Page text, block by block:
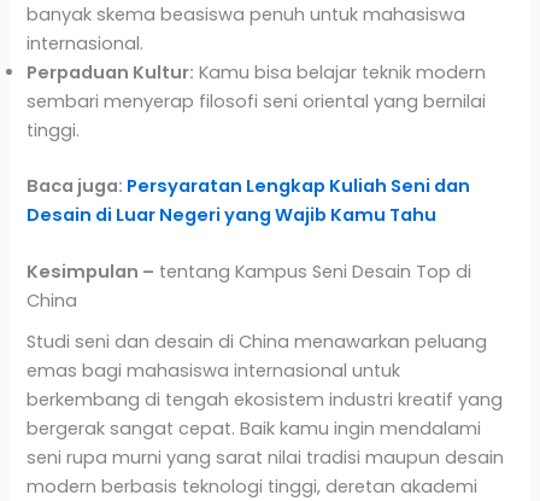
banyak skema beasiswa penuh untuk mahasiswa
internasional.
Perpaduan Kultur: Kamu bisa belajar teknik modern
sembari menyerap filosofi seni oriental yang bernilai
tinggi.
Baca juga: Persyaratan Lengkap Kuliah Seni dan
Desain di Luar Negeri yang Wajib Kamu Tahu
Kesimpulan – tentang Kampus Seni Desain Top di
China
Studi seni dan desain di China menawarkan peluang
emas bagi mahasiswa internasional untuk
berkembang di tengah ekosistem industri kreatif yang
bergerak sangat cepat. Baik kamu ingin mendalami
seni rupa murni yang sarat nilai tradisi maupun desain
modern berbasis teknologi tinggi, deretan akademi